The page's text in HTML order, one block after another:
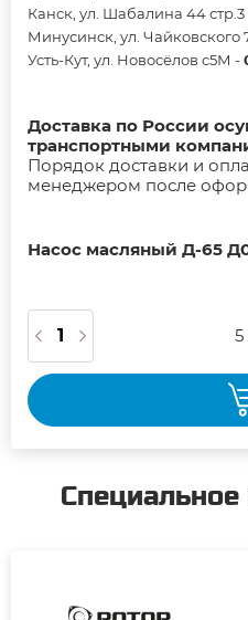
Канск, ул. Шабалина 44 стр.3
Минусинск, ул. Чайковского
Усть-Кут, ул. Новосёлов с5М -
Доставка по России
транспортными
Порядок доставки и
менеджером после
Насос масляный Д-65
5